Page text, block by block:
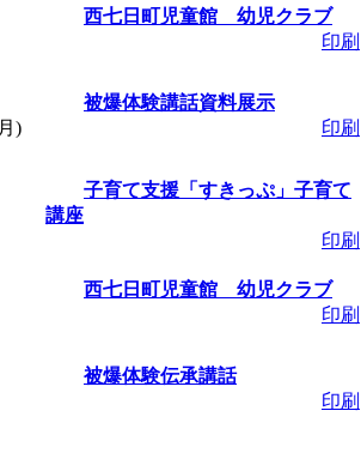
08/10～2026/
ゃん子育て講
：2026/08/10～
ゃん子育て講
：2026/08/10～
まだ暑い！コ
エーション
西七日町児童館 幼児クラブ
印刷
)
被爆体験講話資料展示
印刷
子育て支援「すきっぷ」子育て
講座
印刷
西七日町児童館 幼児クラブ
印刷
被爆体験伝承講話
印刷